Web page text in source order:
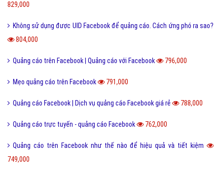
829,000
Không sử dụng được UID Facebook để quảng cáo. Cách ứng phó ra sao?
804,000
Quảng cáo trên Facebook | Quảng cáo với Facebook 796,000
Mẹo quảng cáo trên Facebook 791,000
Quảng cáo Facebook | Dịch vụ quảng cáo Facebook giá rẻ 788,000
Quảng cáo trực tuyến - quảng cáo Facebook 762,000
Quảng cáo trên Facebook như thế nào để hiệu quả và tiết kiệm
749,000